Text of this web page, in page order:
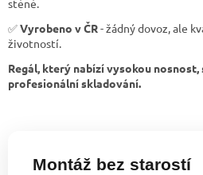
stěně.
✅Vyrobeno v ČR- žádný dovoz, ale
životností.
Regál, který nabízí vysokou
profesionální skladování.
Montáž bez starostí